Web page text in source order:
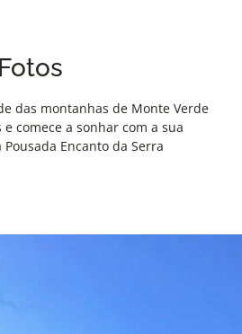
das montanhas de Monte Verde
comece a sonhar com a sua
Encanto da Serra